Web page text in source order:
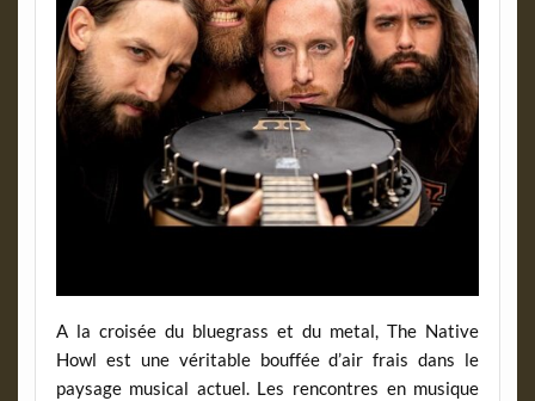
A la croisée du bluegrass et du metal, The Native
Howl est une véritable bouffée d’air frais dans le
paysage musical actuel. Les rencontres en musique